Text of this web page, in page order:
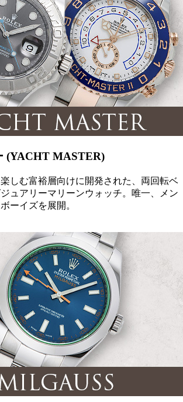
(YACHT MASTER)
しむ富裕層向けに開発された、両回転ベ
ュアリーマリーンウォッチ。唯一、メン
ーイズを展開。